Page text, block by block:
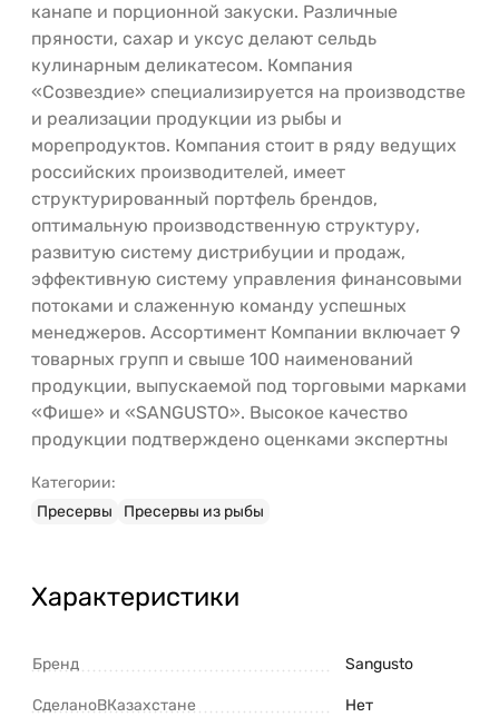
канапе и порционной закуски. Различные
пряности, сахар и уксус делают сельдь
кулинарным деликатесом. Компания
«Созвездие» специализируется на производстве
и реализации продукции из рыбы и
морепродуктов. Компания стоит в ряду ведущих
российских производителей, имеет
структурированный портфель брендов,
оптимальную производственную структуру,
развитую систему дистрибуции и продаж,
эффективную систему управления финансовыми
потоками и слаженную команду успешных
менеджеров. Ассортимент Компании включает 9
товарных групп и свыше 100 наименований
продукции, выпускаемой под торговыми марками
«Фише» и «SANGUSTO». Высокое качество
продукции подтверждено оценками экспертны
Категории:
Пресервы
Пресервы из рыбы
Характеристики
Бренд Sangusto
СделаноВКазахстане Нет